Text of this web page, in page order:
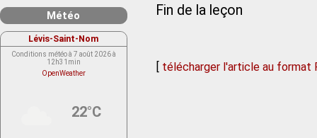
Fin de la leçon
[ télécharger l'article au format
Météo
Lévis-Saint-Nom
Conditions météo à 7 août 2026 à
12h31min
OpenWeather
22°C